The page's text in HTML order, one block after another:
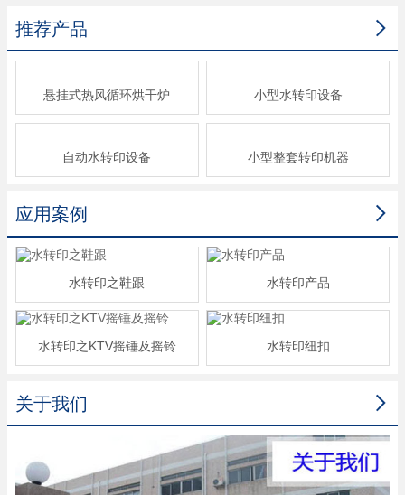

推荐产品
悬挂式热风循环烘干炉 小型水转印设备
自动水转印设备 小型整套转印机器

应用案例
水转印之鞋跟 水转印产品
水转印之KTV摇锤及摇铃 水转印纽扣

关于我们